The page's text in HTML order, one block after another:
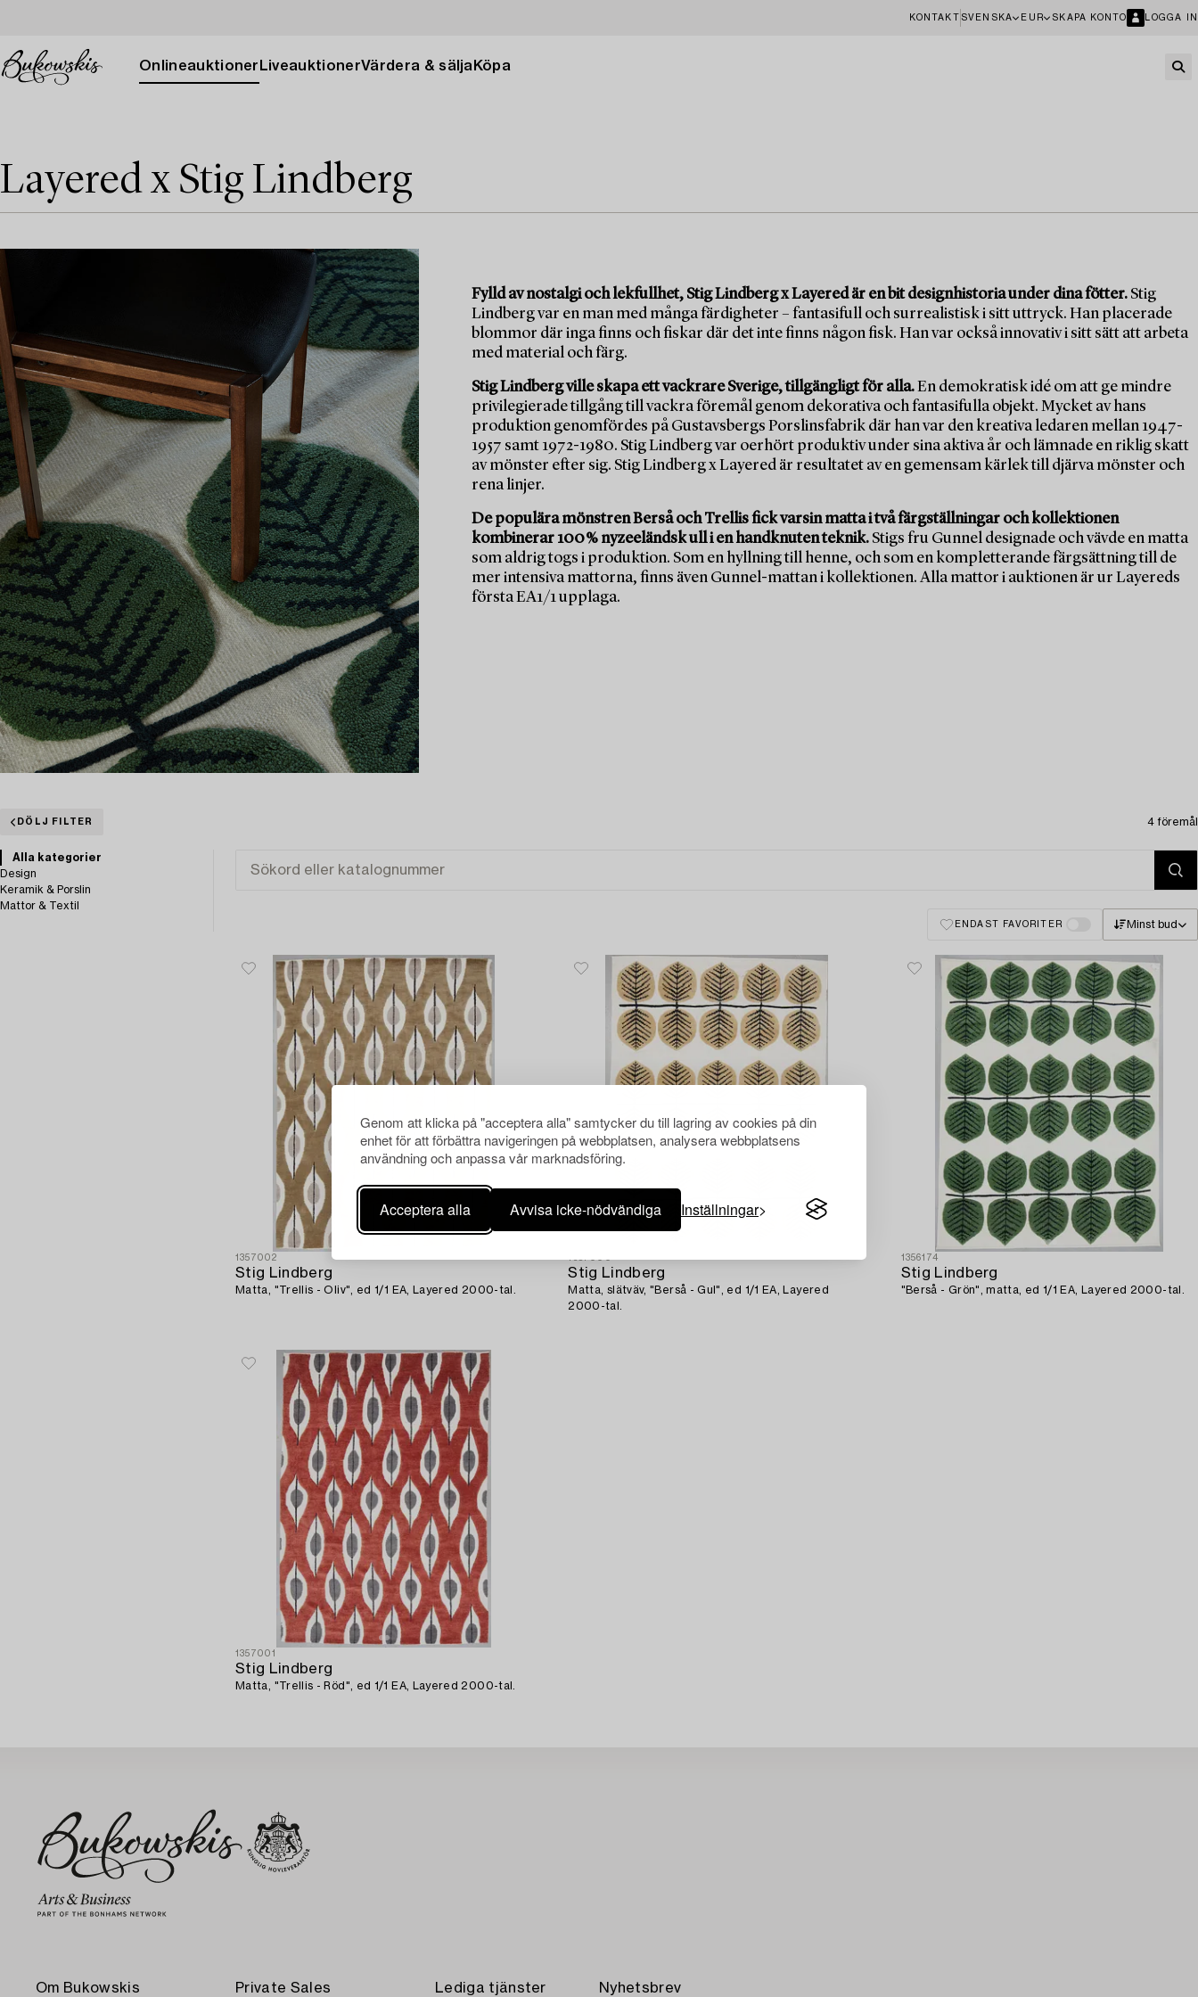
Genom att klicka på "acceptera alla" samtycker du till lagring av cookies på din
enhet för att förbättra navigeringen på webbplatsen, analysera webbplatsens
användning och anpassa vår marknadsföring.
Acceptera alla Avvisa icke-nödvändiga Inställningar
KONTAKT SVENSKA EUR SKAPA KONTO LOGGA IN
Onlineauktioner LiveauktionerVärdera & sälja Köpa
Layered x Stig Lindberg
Fylld av nostalgi och lekfullhet, Stig Lindberg x Layered är en bit designhistoria under dina fötter. Stig
Lindberg var en man med många färdigheter – fantasifull och surrealistisk i sitt uttryck. Han placerade
blommor där inga finns och fiskar där det inte finns någon fisk. Han var också innovativ i sitt sätt att arbeta
med material och färg.
Stig Lindberg ville skapa ett vackrare Sverige, tillgängligt för alla.En demokratisk idé om att ge mindre
privilegierade tillgång till vackra föremål genom dekorativa och fantasifulla objekt. Mycket av hans
produktion genomfördes på Gustavsbergs Porslinsfabrik där han var den kreativa ledaren mellan 1947-
1957 samt 1972-1980. Stig Lindberg var oerhört produktiv under sina aktiva år och lämnade en riklig skatt
av mönster efter sig. Stig Lindberg x Layered är resultatet av en gemensam kärlek till djärva mönster och
rena linjer.
De populära mönstren Berså och Trellis fick varsin matta i två färgställningar och kollektionen
kombinerar 100 % nyzeeländsk ull i en handknuten teknik. Stigs fru Gunnel designade och vävde en matta
som aldrig togs i produktion. Som en hyllning till henne, och som en kompletterande färgsättning till de
mer intensiva mattorna, finns även Gunnel-mattan i kollektionen. Alla mattor i auktionen är ur Layereds
första EA1/1 upplaga.
DÖLJ FILTER 4 föremål
Alla kategorier
Design
Keramik & Porslin
Mattor & Textil
ENDAST FAVORITER Minst bud
1357002
Stig Lindberg
Matta, "Trellis - Oliv", ed 1/1 EA, Layered 2000-tal.
1357000
Stig Lindberg
Matta, slätväv, "Berså - Gul", ed 1/1 EA, Layered
2000-tal.
1356174
Stig Lindberg
"Berså - Grön", matta, ed 1/1 EA, Layered 2000-tal.
1357001
Stig Lindberg
Matta, "Trellis - Röd", ed 1/1 EA, Layered 2000-tal.
Om Bukowskis Private Sales Lediga tjänster Nyhetsbrev